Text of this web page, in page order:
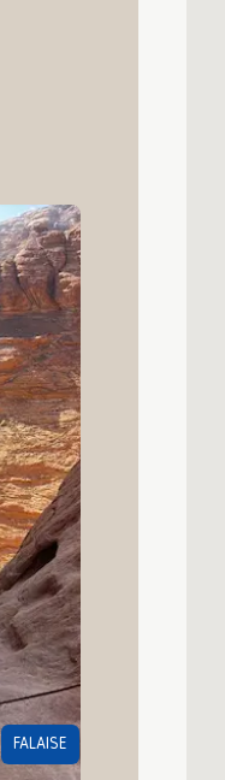
FALAISE